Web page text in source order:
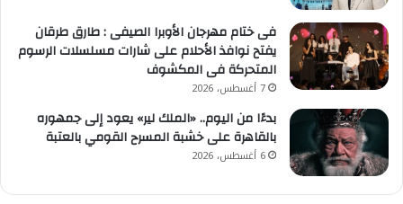
فى ختام مهرجان الأوبرا الصيفى : طارق طرقان
يفتح نوافذ الأحلام على شارات مسلسلات الرسوم
المتحركة فى المكشوف
7 أغسطس، 2026
بدءًا من اليوم.. «الملك لير» يعود إلى جمهوره
بالقاهرة على خشبة المسرح القومي بالعتبة
6 أغسطس، 2026